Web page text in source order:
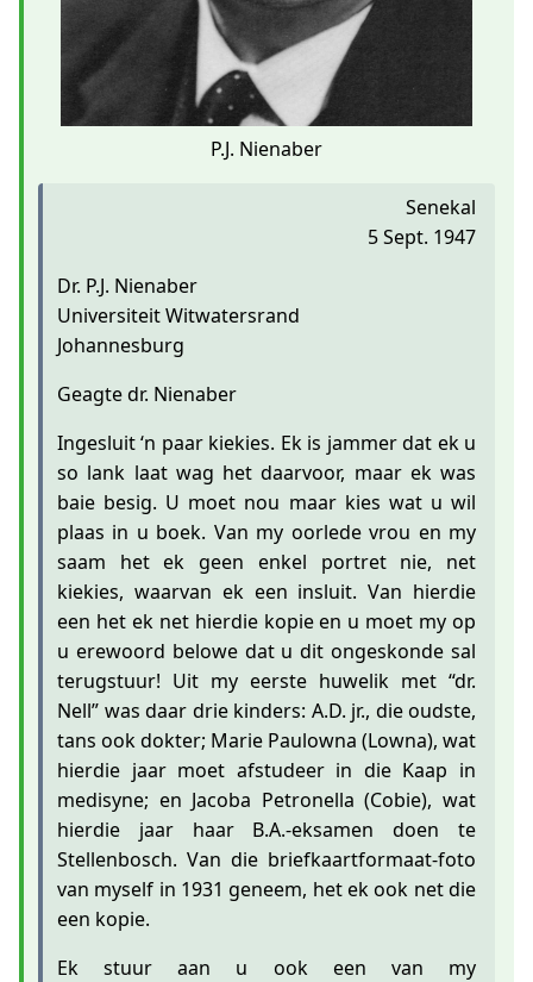
P.J. Nienaber
Senekal
5 Sept. 1947
Dr. P.J. Nienaber
Universiteit Witwatersrand
Johannesburg
Geagte dr. Nienaber
Ingesluit ‘n paar kiekies. Ek is jammer dat ek u
so lank laat wag het daarvoor, maar ek was
baie besig. U moet nou maar kies wat u wil
plaas in u boek. Van my oorlede vrou en my
saam het ek geen enkel portret nie, net
kiekies, waarvan ek een insluit. Van hierdie
een het ek net hierdie kopie en u moet my op
u erewoord belowe dat u dit ongeskonde sal
terugstuur! Uit my eerste huwelik met “dr.
Nell” was daar drie kinders: A.D. jr., die oudste,
tans ook dokter; Marie Paulowna (Lowna), wat
hierdie jaar moet afstudeer in die Kaap in
medisyne; en Jacoba Petronella (Cobie), wat
hierdie jaar haar B.A.-eksamen doen te
Stellenbosch. Van die briefkaartformaat-foto
van myself in 1931 geneem, het ek ook net die
een kopie.
Ek stuur aan u ook een van my